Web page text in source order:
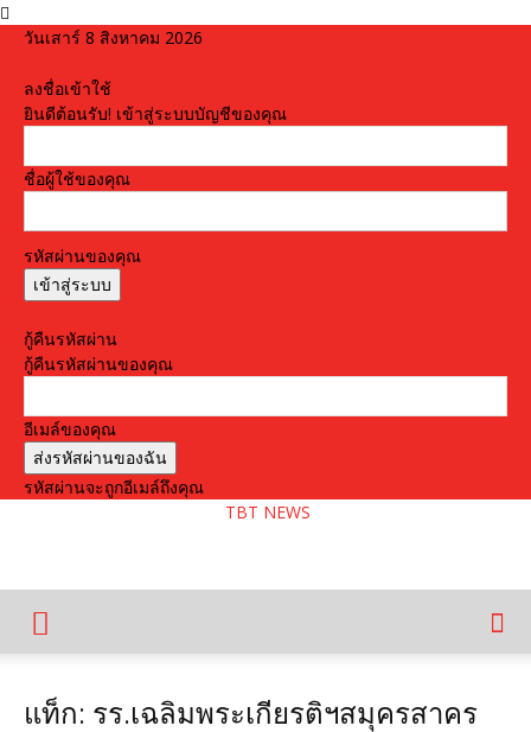
วันเสาร์ 8 สิงหาคม 2026
ลงชื่อเข้าใช้
ยินดีต้อนรับ! เข้าสู่ระบบบัญชีของคุณ
ชื่อผู้ใช้ของคุณ
รหัสผ่านของคุณ
กู้คืนรหัสผ่าน
กู้คืนรหัสผ่านของคุณ
อีเมล์ของคุณ
รหัสผ่านจะถูกอีเมล์ถึงคุณ
TBT NEWS
แท็ก: รร.เฉลิมพระเกียรติฯสมุครสาคร